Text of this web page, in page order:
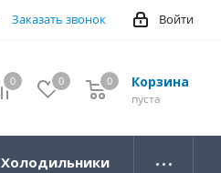
Войти
Заказать звонок
0 0 Корзина
0
пуста
0
Холодильники